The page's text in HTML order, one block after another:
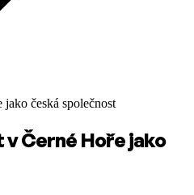
česká společnost
Černé Hoře jako